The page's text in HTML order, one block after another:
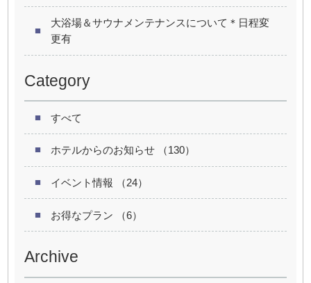
大浴場＆サウナメンテナンスについて＊日程変
更有
Category
すべて
ホテルからのお知らせ （130）
イベント情報 （24）
お得なプラン （6）
Archive